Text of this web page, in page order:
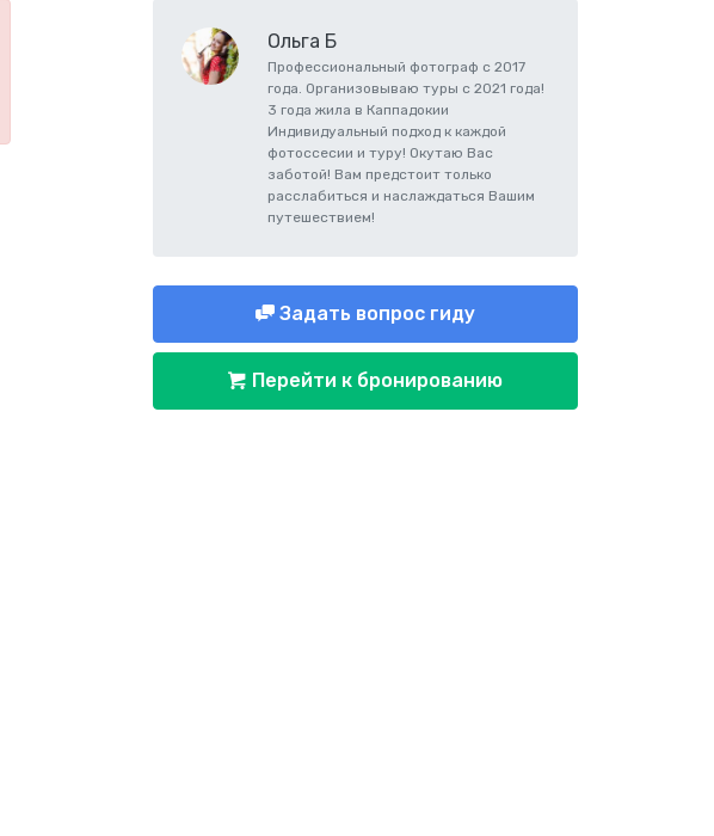
Ольга Б
Профессиональный фотограф с 2017
года. Организовываю туры с 2021 года!
3 года жила в Каппадокии
Индивидуальный подход к каждой
фотоссесии и туру! Окутаю Вас
заботой! Вам предстоит только
расслабиться и наслаждаться Вашим
путешествием!
Задать вопрос гиду
Перейти к бронированию